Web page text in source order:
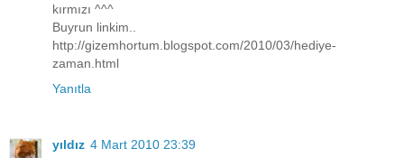
kırmızı ^^^
Buyrun linkim..
http://gizemhortum.blogspot.com/2010/03/hediye-
zaman.html
Yanıtla
yıldız 4 Mart 2010 23:39